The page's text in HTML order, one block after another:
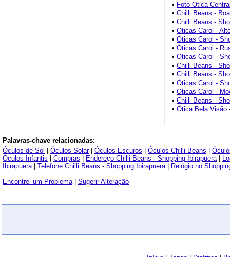
• Foto Ótica
• Chilli Beans -
• Chilli Beans -
• Óticas Carol -
• Óticas Carol -
• Óticas Carol -
• Óticas Carol -
• Chilli Beans -
• Chilli Beans -
• Óticas Carol -
• Óticas Carol -
• Chilli Beans -
• Ótica Bela Visão
Palavras-chave relacionadas:
Óculos de Sol
Óculos Solar| Óculos Escuros Óculos Chilli Beans
Óculos Infantis
Compras Endereço Chilli Beans - Shopping Ibirapuera|
Ibirapuera| Telefone Chilli Beans - Shopping Ibirapuera|
Relógio no
Encontrei um Problema| Sugerir Alteração